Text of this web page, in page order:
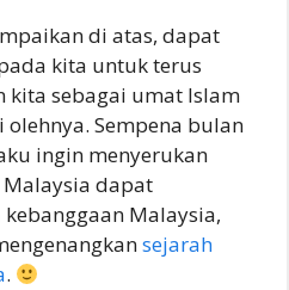
di atas, dapat
kita untuk terus
kita sebagai umat Islam
Sempena bulan
ingin menyerukan
dapat
Malaysia,
sejarah
.